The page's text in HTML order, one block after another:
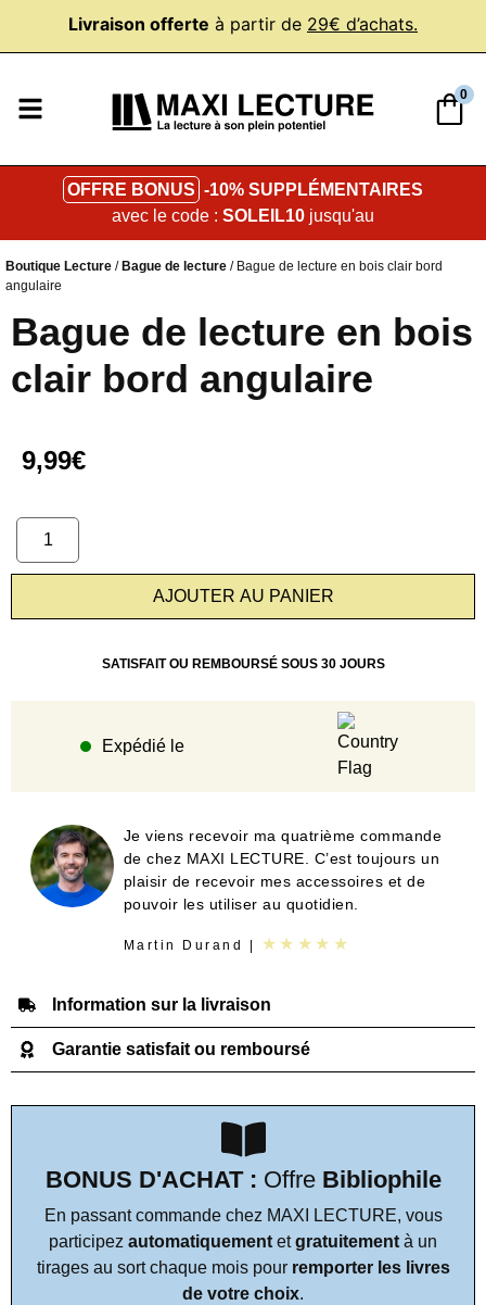
Livraison offerte à partir de 29€ d’achats.
0
OFFRE BONUS -10% SUPPLÉMENTAIRES
avec le code : SOLEIL10 jusqu'au
Boutique Lecture /Bague de lecture / Bague de lecture en bois clair bord
angulaire
Bague de lecture en bois
clair bord angulaire
9,99€
AJOUTER AU PANIER
SATISFAIT OU REMBOURSÉ SOUS 30 JOURS
Expédié le
Je viens recevoir ma quatrième commande
de chez MAXI LECTURE. C’est toujours un
plaisir de recevoir mes accessoires et de
pouvoir les utiliser au quotidien.
Martin Durand | ★★★★★
Information sur la livraison
Garantie satisfait ou remboursé
BONUS D'ACHAT : Offre Bibliophile
En passant commande chez MAXI LECTURE, vous
participez automatiquement etgratuitement à un
tirages au sort chaque mois pour remporter les livres
de votre choix.